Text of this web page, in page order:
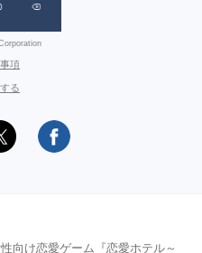
項
る
向け恋愛ゲーム『恋愛ホテル～